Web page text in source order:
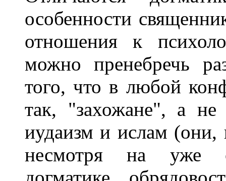
особенности
отношения к
можно пренебречь
того, что в любой
так, "захожане", а
иудаизм и ислам (они,
несмотря на уже